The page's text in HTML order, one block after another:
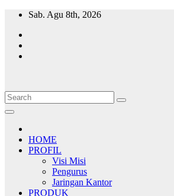
Skip
content
Sab. Agu 8th, 2026
HOME
PROFIL
Visi Misi
Pengurus
Jaringan Kantor
PRODUK